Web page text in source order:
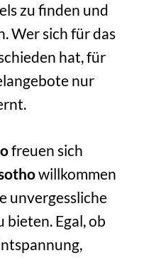
zu finden und
Wer sich für das
hat, für
nur
freuen sich
willkommen
unvergessliche
Egal, ob